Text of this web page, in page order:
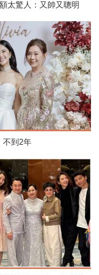
太驚人：又帥又聰明
不到2年